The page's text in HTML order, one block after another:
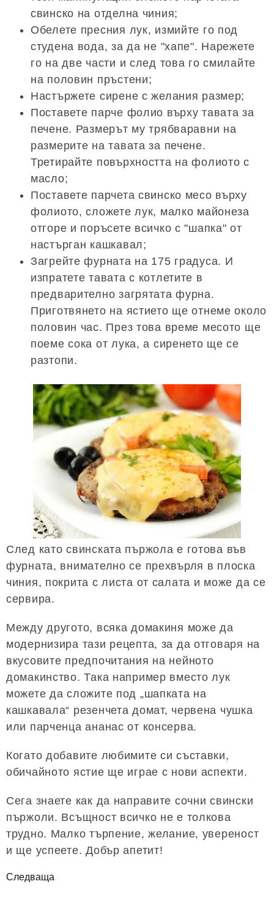
свинско на отделна чиния;
Обелете пресния лук, измийте го под
студена вода, за да не "хапе". Нарежете
го на две части и след това го смилайте
на половин пръстени;
Настържете сирене с желания размер;
Поставете парче фолио върху тавата за
печене. Размерът му трябваравни на
размерите на тавата за печене.
Третирайте повърхността на фолиото с
масло;
Поставете парчета свинско месо върху
фолиото, сложете лук, малко майонеза
отгоре и поръсете всичко с "шапка" от
настърган кашкавал;
Загрейте фурната на 175 градуса. И
изпратете тавата с котлетите в
предварително загрятата фурна.
Приготвянето на ястието ще отнеме около
половин час. През това време месото ще
поеме сока от лука, а сиренето ще се
разтопи.
След като свинската пържола е готова във
фурната, внимателно се прехвърля в плоска
чиния, покрита с листа от салата и може да се
сервира.
Между другото, всяка домакиня може да
модернизира тази рецепта, за да отговаря на
вкусовите предпочитания на нейното
домакинство. Така например вместо лук
можете да сложите под „шапката на
кашкавала“ резенчета домат, червена чушка
или парченца ананас от консерва.
Когато добавите любимите си съставки,
обичайното ястие ще играе с нови аспекти.
Сега знаете как да направите сочни свински
пържоли. Всъщност всичко не е толкова
трудно. Малко търпение, желание, увереност
и ще успеете. Добър апетит!
Следваща